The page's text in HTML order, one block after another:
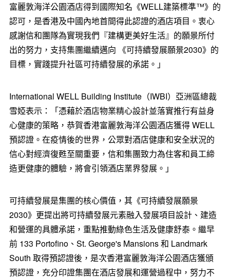
富麗敦海洋公園酒店得到國際知名《WELL建築標準™》的
認可，是香港及中國內地首間得此認證的酒店項目。衷心
感謝信和團隊為實現我們『建構更美好生活』的願景所付
出的努力，支持集團繼續邁向 《可持續發展願景2030》的
目標，實踐提升社區可持續發展的承諾。」
International WELL Building Institute（IWBI）亞洲區總裁
雪婭表示：「憑藉於酒店物業精心設計並落實推行有益身
心健康的策略，恭賀香港富麗敦海洋公園酒店獲得 WELL
預認證。在疫情後的世界，公眾對酒店健康和安全狀況的
信心對經濟復甦至關重要，信和集團致力為住客和員工締
造更健康的體驗，將會引領酒店業界發展。」
可持續發展是集團的核心價值，其《可持續發展願景
2030》更提出將可持續發展元素融入發展項目設計、建造
和營運的具體承諾，重點推動綠色生活及健康舒泰。繼早
前 133 Portofino、St. George'sMansions 和 Landmark
South 取得預認證後，是次香港富麗敦海洋公園酒店獲頒
預認證，充分印證集團在酒店發展和運營過程中，努力不